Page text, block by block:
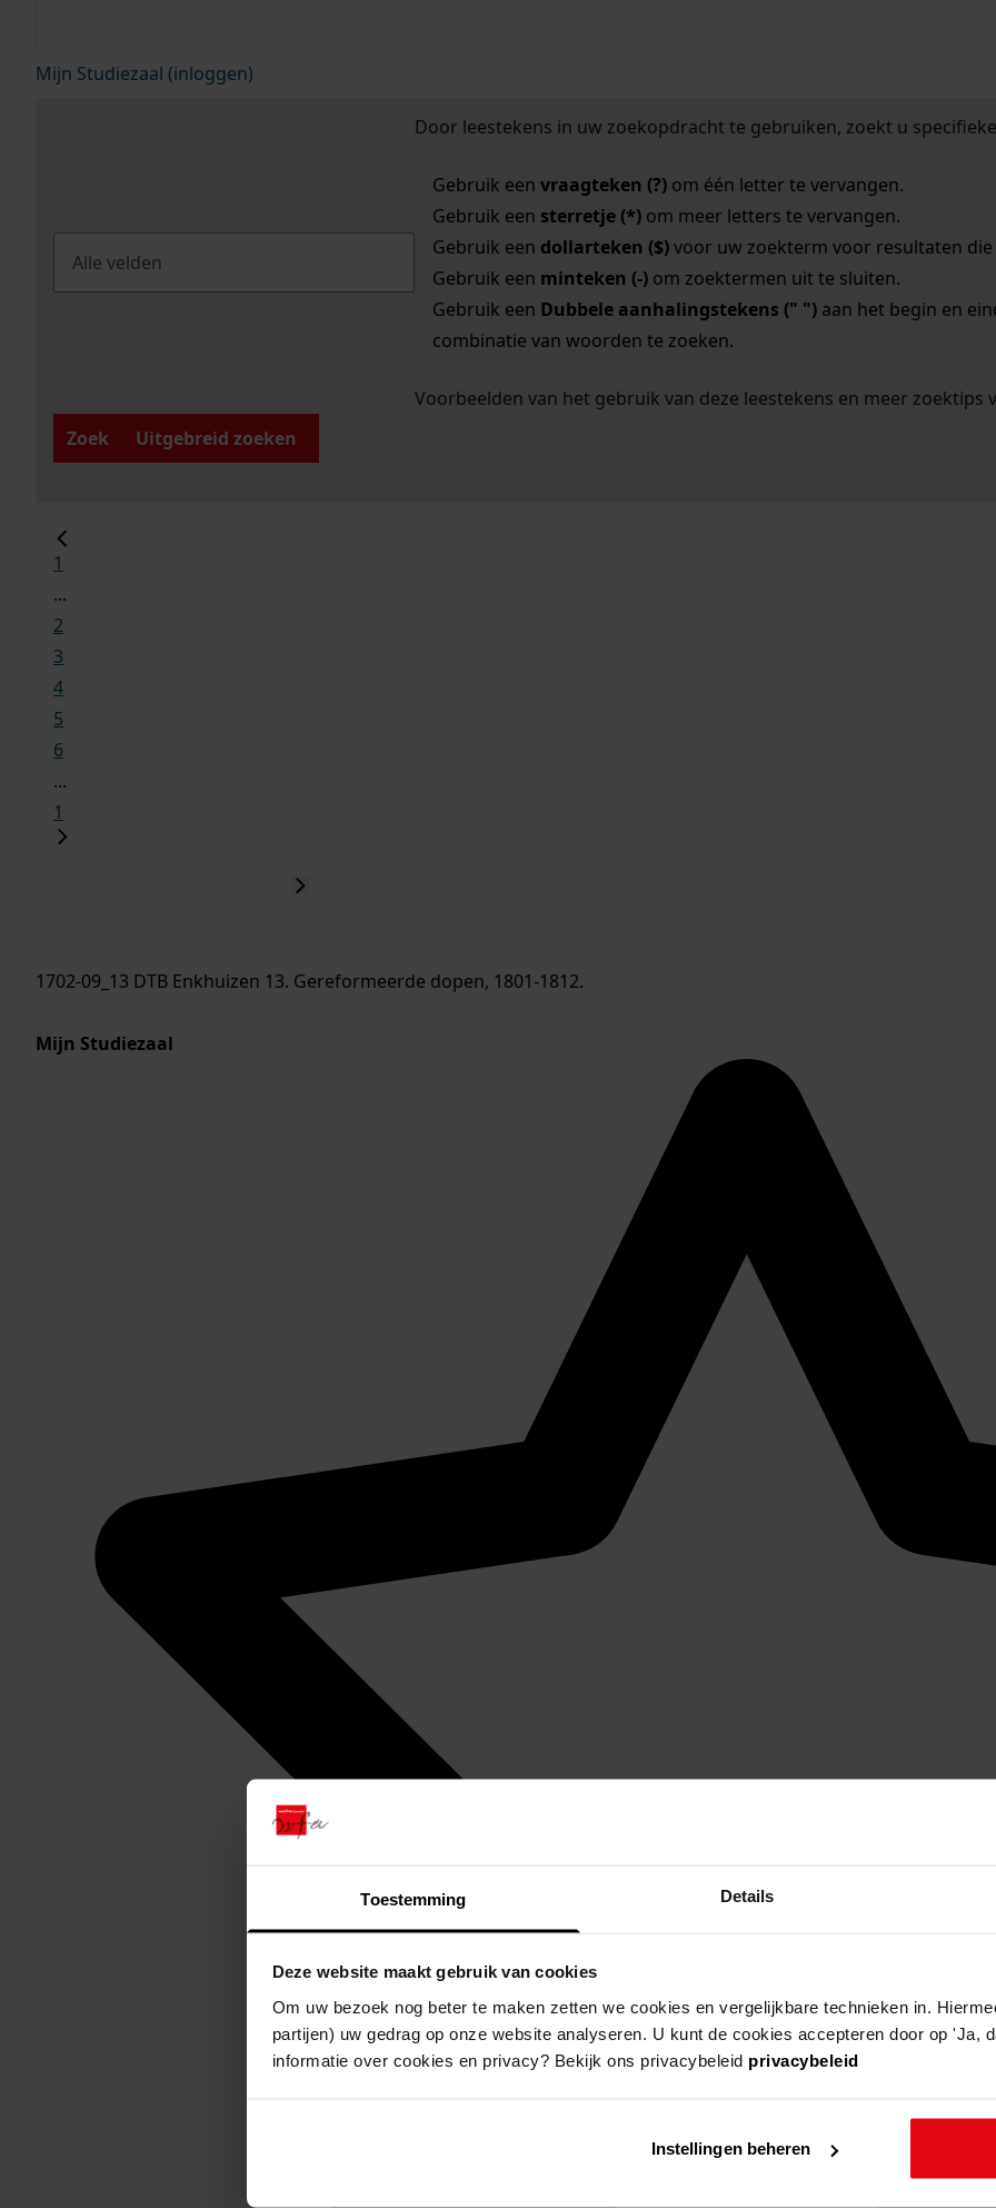
Toestemming Details
Deze website maakt gebruik van cookies
Om uw bezoek nog beter te maken zetten we cookies en vergelijkbare technieken in.
partijen) uw gedrag op onze website analyseren. U kunt de cookies accepteren door op 'Ja,
informatie over cookies en privacy? Bekijk ons privacybeleid privacybeleid
Instellingen beheren
Mijn Studiezaal (inloggen)
Door leestekens in uw zoekopdracht te gebruiken, zoekt u
Gebruik een vraagteken (?)om één letter te vervangen.
Gebruik een sterretje (*)om meer letters te vervangen.
Gebruik een dollarteken ($)voor uw zoekterm voor resultaten die
Gebruik een minteken (-)om zoektermen uit te sluiten.
Gebruik een Dubbele aanhalingstekens (" ")aan het begin en
combinatie van woorden te zoeken.
Voorbeelden van het gebruik van deze leestekens en meer zoektips
Zoek
Uitgebreid zoeken
1
...
2
3
4
5
6
...
1
1702-09_13 DTB Enkhuizen 13. Gereformeerde dopen, 1801-1812.
Mijn Studiezaal